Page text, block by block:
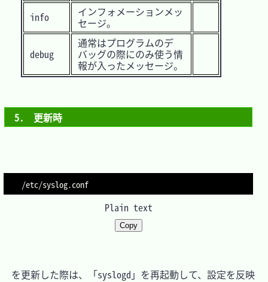
info
インフォメーションメッ
セージ。
debug
通常はプログラムのデ
バッグの際にのみ使う情
報が入ったメッセージ。
5.　更新時
Plain text
Copy
を更新した際は、「syslogd」を再起動して、設定を反映